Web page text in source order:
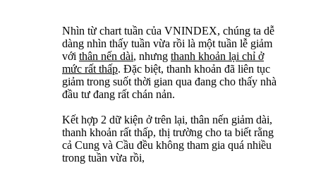
Nhìn từ chart tuần của VNINDEX, chúng ta dễ
dàng nhìn thấy tuần vừa rồi là một tuần lễ giảm
với thân nến dài, nhưng thanh khoản lại chỉ ở
mức rất thấp. Đặc biệt, thanh khoản đã liên tục
giảm trong suốt thời gian qua đang cho thấy nhà
đầu tư đang rất chán nản.
Kết hợp 2 dữ kiện ở trên lại, thân nến giảm dài,
thanh khoản rất thấp, thị trường cho ta biết rằng
cả Cung và Cầu đều không tham gia quá nhiều
trong tuần vừa rồi,